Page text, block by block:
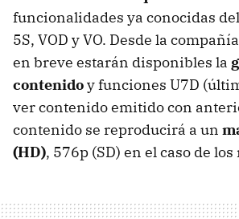
funcionalidades ya conocidas
5S, VOD y VO. Desde la
en breve estarán disponibles la
contenidoy funciones U7D
ver contenido emitido con
contenido se reproducirá a un
(HD), 576p (SD) en el caso de